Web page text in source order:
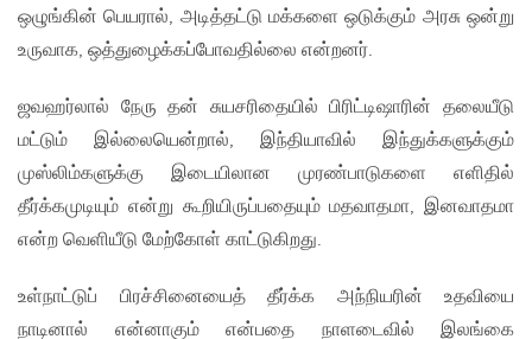
ஒழுங்கின் பெயரால், அடித்தட்டு மக்களை ஒடுக்கும் அரசு ஒன்று
உருவாக, ஒத்துழைக்கப்போவதில்லை என்றனர்.
ஜவஹர்லால் நேரு தன் சுயசரிதையில் பிரிட்டிஷாரின் தலையீடு
மட்டும் இல்லையென்றால், இந்தியாவில் இந்துக்களுக்கும்
முஸ்லிம்களுக்கு இடையிலான முரண்பாடுகளை எளிதில்
தீர்க்கமுடியும் என்று கூறியிருப்பதையும் மதவாதமா, இனவாதமா
என்ற வெளியீடு மேற்கோள் காட்டுகிறது.
உள்நாட்டுப் பிரச்சினையைத் தீர்க்க அந்நியரின் உதவியை
நாடினால் என்னாகும் என்பதை நாளடைவில் இலங்கை